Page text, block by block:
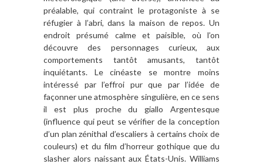
préalable, qui contraint le protagoniste à se
réfugier à l’abri, dans la maison de repos. Un
endroit présumé calme et paisible, où l’on
découvre des personnages curieux, aux
comportements tantôt amusants, tantôt
inquiétants. Le cinéaste se montre moins
intéressé par l’effroi pur que par l’idée de
façonner une atmosphère singulière, en ce sens
il est plus proche du giallo Argentesque
(influence qui peut se vérifier de la conception
d’un plan zénithal d’escaliers à certains choix de
couleurs) et du film d’horreur gothique que du
slasher alors naissant aux États-Unis. Williams